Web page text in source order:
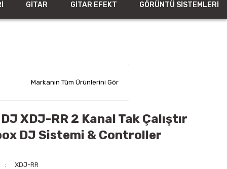
GİTAR GİTAR EFEKT GÖRÜNTÜ SİSTEMLERİ
Markanın Tüm Ürünlerini Gör
XDJ-RR 2 Kanal Tak Çalıştır
DJ Sistemi & Controller
XDJ-RR